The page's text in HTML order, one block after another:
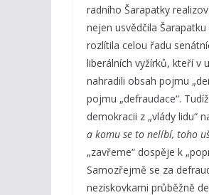
radního Šarapatky
nejen usvědčila
rozlítila celou řadu
liberálních vyžírků, kteří v
nahradili obsah pojmu
pojmu „defraudace“.
demokracii z „vlády lidu“
a komu se to nelíbí, toho
„zavřeme“ dospěje k
Samozřejmě se za
neziskovkami průběžně